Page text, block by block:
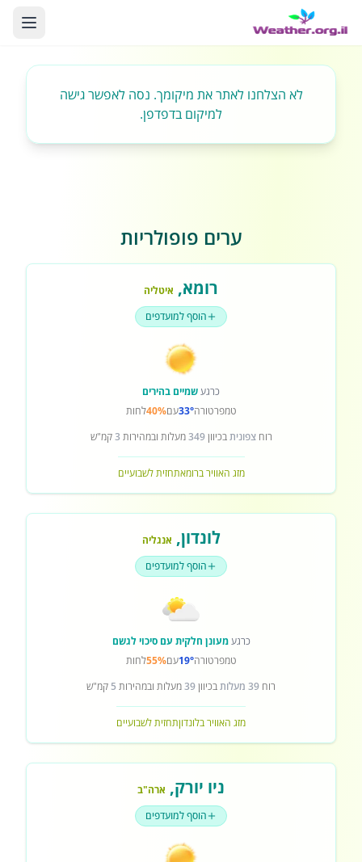
לא הצלחנו לאתר את מיקומך. נסה לאפשר גישה
למיקום בדפדפן.
ערים פופולריות
רומא, איטליה
הוסף למועדפים
כרגעשמיים בהירים
טמפרטורה33°עם40%לחות
רוחצפוניתבכיוון349מעלות ובמהירות 3קמ"ש
מזג האוויר ברומאתחזית לשבועיים
לונדון, אנגליה
הוסף למועדפים
כרגעמעונן חלקית עם סיכוי לגשם
טמפרטורה19°עם55%לחות
רוח 39 מעלות בכיוון39מעלות ובמהירות 5 קמ"ש
מזג האוויר בלונדוןתחזית לשבועיים
ניו יורק, ארה"ב
הוסף למועדפים